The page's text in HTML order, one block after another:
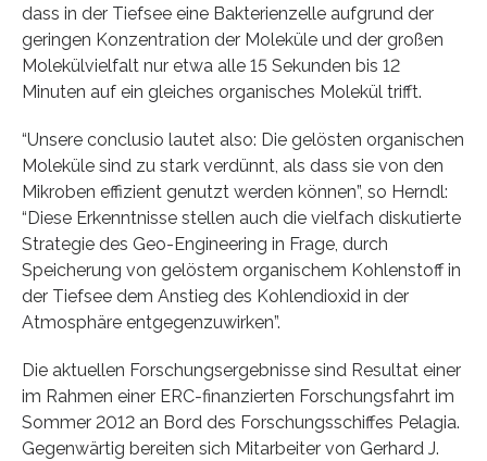
dass in der Tiefsee eine Bakterienzelle aufgrund der
geringen Konzentration der Moleküle und der großen
Molekülvielfalt nur etwa alle 15 Sekunden bis 12
Minuten auf ein gleiches organisches Molekül trifft.
“Unsere conclusio lautet also: Die gelösten organischen
Moleküle sind zu stark verdünnt, als dass sie von den
Mikroben effizient genutzt werden können”, so Herndl:
“Diese Erkenntnisse stellen auch die vielfach diskutierte
Strategie des Geo-Engineering in Frage, durch
Speicherung von gelöstem organischem Kohlenstoff in
der Tiefsee dem Anstieg des Kohlendioxid in der
Atmosphäre entgegenzuwirken”.
Die aktuellen Forschungsergebnisse sind Resultat einer
im Rahmen einer ERC-finanzierten Forschungsfahrt im
Sommer 2012 an Bord des Forschungsschiffes Pelagia.
Gegenwärtig bereiten sich Mitarbeiter von Gerhard J.